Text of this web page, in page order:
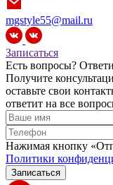
mgstyle55@mail.ru
Записаться
Есть вопросы?
Получите
оставьте свои
ответит на все
Нажимая кнопку
Политики
Записаться